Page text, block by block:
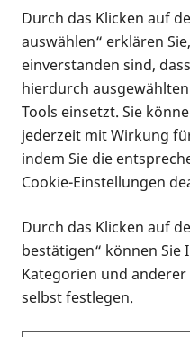
Infomaterial
Infomaterial
Vorlesen
Alle
Formaten an einem
Sie möchten wissen,
Durch das Klicken auf
auswählen“ erklären
einverstanden sind, dass
hierdurch
Tools einsetzt. Sie
jederzeit mit Wirkung
indem Sie die
Cookie-Einstellungen
Durch das Klicken auf
bestätigen“ können Sie
Kategorien und
selbst festlegen.